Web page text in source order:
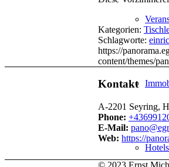
Kategorien:
Schlagworte:
https://
content/themes/
Kontakt
A-2201 Seyring,
Phone:
E-Mail:
Web: https://
© 2023 Ernst